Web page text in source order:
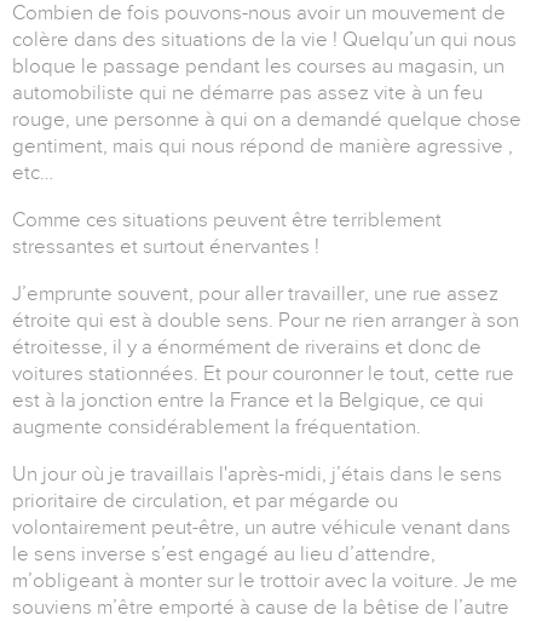
Combien de fois pouvons-nous avoir un mouvement de
colère dans des situations de la vie ! Quelqu’un qui nous
bloque le passage pendant les courses au magasin, un
automobiliste qui ne démarre pas assez vite à un feu
rouge, une personne à qui on a demandé quelque chose
gentiment, mais qui nous répond de manière agressive ,
etc…
Comme ces situations peuvent être terriblement
stressantes et surtout énervantes !
J’emprunte souvent, pour aller travailler, une rue assez
étroite qui est à double sens. Pour ne rien arranger à son
étroitesse, il y a énormément de riverains et donc de
voitures stationnées. Et pour couronner le tout, cette rue
est à la jonction entre la France et la Belgique, ce qui
augmente considérablement la fréquentation.
Un jour où je travaillais l'après-midi, j’étais dans le sens
prioritaire de circulation, et par mégarde ou
volontairement peut-être, un autre véhicule venant dans
le sens inverse s’est engagé au lieu d’attendre,
m’obligeant à monter sur le trottoir avec la voiture. Je me
souviens m’être emporté à cause de la bêtise de l’autre